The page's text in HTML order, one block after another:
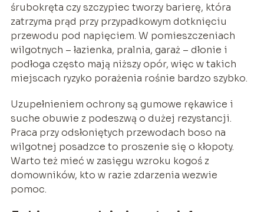
śrubokręta czy szczypiec tworzy barierę, która
zatrzyma prąd przy przypadkowym dotknięciu
przewodu pod napięciem. W pomieszczeniach
wilgotnych – łazienka, pralnia, garaż – dłonie i
podłoga często mają niższy opór, więc w takich
miejscach ryzyko porażenia rośnie bardzo szybko.
Uzupełnieniem ochrony są gumowe rękawice i
suche obuwie z podeszwą o dużej rezystancji.
Praca przy odsłoniętych przewodach boso na
wilgotnej posadzce to proszenie się o kłopoty.
Warto też mieć w zasięgu wzroku kogoś z
domowników, kto w razie zdarzenia wezwie
pomoc.